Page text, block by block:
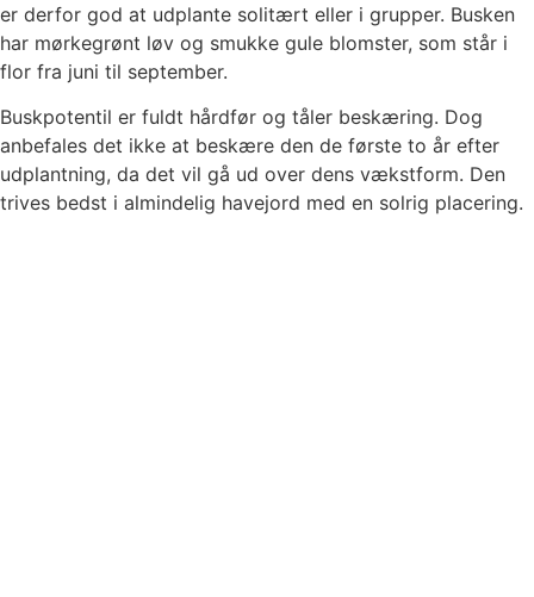
er derfor god at udplante solitært eller i grupper. Busken
har mørkegrønt løv og smukke gule blomster, som står i
flor fra juni til september.
Buskpotentil er fuldt hårdfør og tåler beskæring. Dog
anbefales det ikke at beskære den de første to år efter
udplantning, da det vil gå ud over dens vækstform. Den
trives bedst i almindelig havejord med en solrig placering.